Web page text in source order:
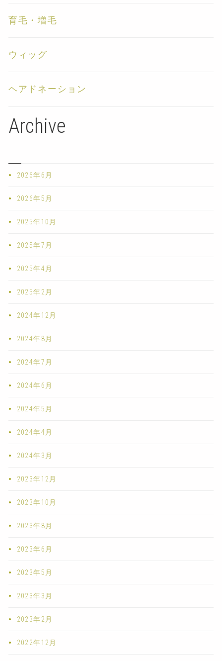
育毛・増毛
ウィッグ
ヘアドネーション
Archive
2026年6月
2026年5月
2025年10月
2025年7月
2025年4月
2025年2月
2024年12月
2024年8月
2024年7月
2024年6月
2024年5月
2024年4月
2024年3月
2023年12月
2023年10月
2023年8月
2023年6月
2023年5月
2023年3月
2023年2月
2022年12月